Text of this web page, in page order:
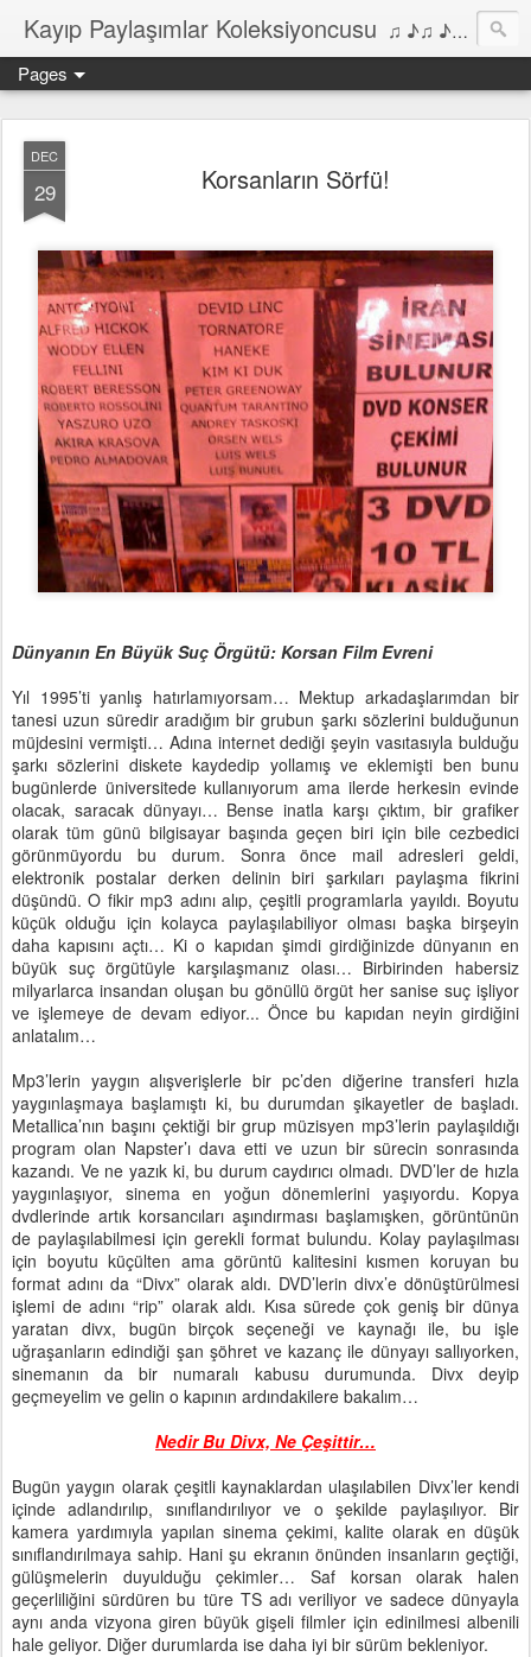
Kayıp Paylaşımlar Koleksiyoncusu ♫ ♪♫ ♪ ♫ ♪♫ ♪•♫♪ 2006'dan bu yana Film, Dizi, Müzik ve Kitaplar üzerine Yazılar Diyarı...
Pages
DEC
29 Korsanların Sörfü!
Dünyanın En Büyük Suç Örgütü: Korsan Film Evreni
Yıl 1995’ti yanlış hatırlamıyorsam… Mektup arkadaşlarımdan bir
tanesi uzun süredir aradığım bir grubun şarkı sözlerini bulduğunun
müjdesini vermişti… Adına internet dediği şeyin vasıtasıyla bulduğu
şarkı sözlerini diskete kaydedip yollamış ve eklemişti ben bunu
bugünlerde üniversitede kullanıyorum ama ilerde herkesin evinde
olacak, saracak dünyayı… Bense inatla karşı çıktım, bir grafiker
olarak tüm günü bilgisayar başında geçen biri için bile cezbedici
görünmüyordu bu durum. Sonra önce mail adresleri geldi,
elektronik postalar derken delinin biri şarkıları paylaşma fikrini
düşündü. O fikir mp3 adını alıp, çeşitli programlarla yayıldı. Boyutu
küçük olduğu için kolayca paylaşılabiliyor olması başka birşeyin
daha kapısını açtı… Ki o kapıdan şimdi girdiğinizde dünyanın en
büyük suç örgütüyle karşılaşmanız olası… Birbirinden habersiz
milyarlarca insandan oluşan bu gönüllü örgüt her sanise suç işliyor
ve işlemeye de devam ediyor... Önce bu kapıdan neyin girdiğini
anlatalım…
Mp3’lerin yaygın alışverişlerle bir pc’den diğerine transferi hızla
yaygınlaşmaya başlamıştı ki, bu durumdan şikayetler de başladı.
Metallica’nın başını çektiği bir grup müzisyen mp3’lerin paylaşıldığı
program olan Napster’ı dava etti ve uzun bir sürecin sonrasında
kazandı. Ve ne yazık ki, bu durum caydırıcı olmadı. DVD’ler de hızla
yaygınlaşıyor, sinema en yoğun dönemlerini yaşıyordu. Kopya
dvdlerinde artık korsancıları aşındırması başlamışken, görüntünün
de paylaşılabilmesi için gerekli format bulundu. Kolay paylaşılması
için boyutu küçülten ama görüntü kalitesini kısmen koruyan bu
format adını da “Divx” olarak aldı. DVD’lerin divx’e dönüştürülmesi
işlemi de adını “rip” olarak aldı. Kısa sürede çok geniş bir dünya
yaratan divx, bugün birçok seçeneği ve kaynağı ile, bu işle
uğraşanların edindiği şan şöhret ve kazanç ile dünyayı sallıyorken,
sinemanın da bir numaralı kabusu durumunda. Divx deyip
geçmeyelim ve gelin o kapının ardındakilere bakalım…
Nedir Bu Divx, Ne Çeşittir…
Bugün yaygın olarak çeşitli kaynaklardan ulaşılabilen Divx’ler kendi
içinde adlandırılıp, sınıflandırılıyor ve o şekilde paylaşılıyor. Bir
kamera yardımıyla yapılan sinema çekimi, kalite olarak en düşük
sınıflandırılmaya sahip. Hani şu ekranın önünden insanların geçtiği,
gülüşmelerin duyulduğu çekimler… Saf korsan olarak halen
geçerliliğini sürdüren bu türe TS adı veriliyor ve sadece dünyayla
aynı anda vizyona giren büyük gişeli filmler için edinilmesi albenili
hale geliyor. Diğer durumlarda ise daha iyi bir sürüm bekleniyor.